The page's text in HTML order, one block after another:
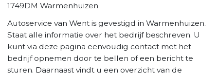
1749DM Warmenhuizen
Autoservice van Went is gevestigd in Warmenhuizen.
Staat alle informatie over het bedrijf beschreven. U
kunt via deze pagina eenvoudig contact met het
bedrijf opnemen door te bellen of een bericht te
sturen. Daarnaast vindt u een overzicht van de